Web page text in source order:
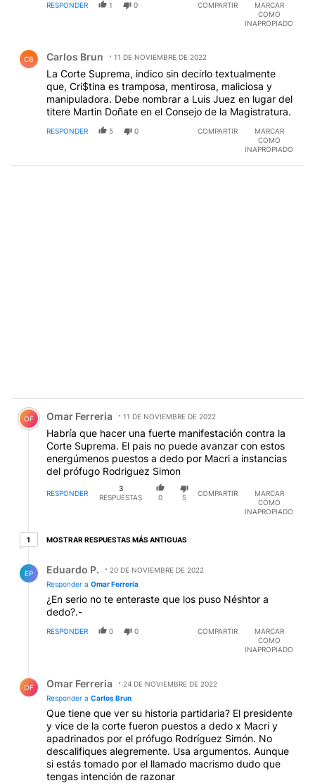
RESPONDER 1 0 COMPARTIR
MARCAR
COMO
INAPROPIADO
CB Carlos Brun 11 DE NOVIEMBRE DE 2022
La Corte Suprema, indico sin decirlo textualmente
que, Cri$tina es tramposa, mentirosa, maliciosa y
manipuladora. Debe nombrar a Luis Juez en lugar del
titere Martin Doñate en el Consejo de la Magistratura.
RESPONDER 5 0 COMPARTIR
MARCAR
COMO
INAPROPIADO
Comentario de Omar Ferreria.
OF Omar Ferreria 11 DE NOVIEMBRE DE 2022
Habría que hacer una fuerte manifestación contra la
Corte Suprema. El pais no puede avanzar con estos
energúmenos puestos a dedo por Macri a instancias
del prófugo Rodriguez Simon
RESPONDER
3
RESPUESTAS
0 5
COMPARTIR
MARCAR
COMO
INAPROPIADO
11 respuesta más antiguas
MOSTRAR RESPUESTAS MÁS ANTIGUAS
EP Eduardo P.
20 DE NOVIEMBRE DE 2022
Responder a Omar Ferreria
¿En serio no te enteraste que los puso Néshtor a
dedo?.-
RESPONDER 0 0 COMPARTIR
MARCAR
COMO
INAPROPIADO
OF Omar Ferreria
24 DE NOVIEMBRE DE 2022
Responder a Carlos Brun
Que tiene que ver su historia partidaria? El presidente
y vice de la corte fueron puestos a dedo x Macri y
apadrinados por el prófugo Rodríguez Simón. No
descalifiques alegremente. Usa argumentos. Aunque
si estás tomado por el llamado macrismo dudo que
tengas intención de razonar